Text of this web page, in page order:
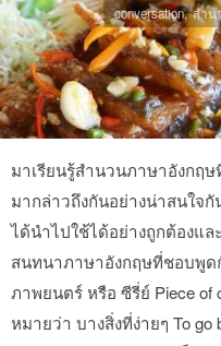
มาเรียนรู้สำนวนภาษาอังกฤ
มากล่าวถึงกันอย่างน่าสนใจกั
ได้นำไปใช้ได้อย่างถูกต้องแล
สนทนาภาษาอังกฤษที่ชอบพูด
ภาพยนตร์ หรือ ซีรี่ย์ Piece of
หมายว่า บางสิ่งที่ง่ายๆ To go
conversation,สำน